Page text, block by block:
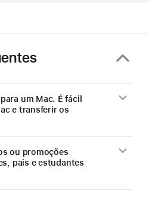
num
novo
Mac.
um Mac. É fácil
e transferir os
ou promoções
pais e estudantes